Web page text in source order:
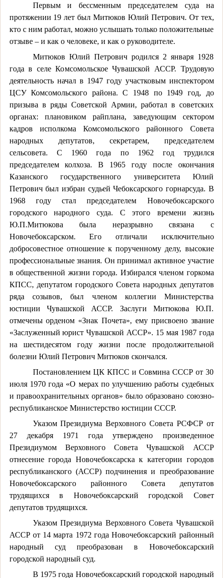
Первым и бессменным председателем суда на
протяжении 19 лет был Митюков Юлий Петрович. От тех,
кто с ним работал, можно услышать только положительные
отзыве – и как о человеке, и как о руководителе.
Митюков Юлий Петрович родился 2 января 1928
года в селе Комсомольское Чувашской АССР. Трудовую
деятельность начал в 1947 году участковым инспектором
ЦСУ Комсомольского района. С 1948 по 1949 год, до
призыва в ряды Советской Армии, работал в советских
органах: плановиком райплана, заведующим сектором
кадров исполкома Комсомольского районного Совета
народных депутатов, секретарем, председателем
сельсовета. С 1960 года по 1962 год трудился
председателем колхоза. В 1965 году после окончания
Казанского государственного университета Юлий
Петрович был избран судьей Чебоксарского горнарсуда. В
1968 году стал председателем Новочебоксарского
городского народного суда. С этого времени жизнь
Ю.П.Митюкова была неразрывно связана с
Новочебоксарском. Его отличали исключительно
добросовестное отношение к порученному делу, высокие
профессиональные знания. Он принимал активное участие
в общественной жизни города. Избирался членом горкома
КПСС, депутатом городского Совета народных депутатов
ряда созывов, был членом коллегии Министерства
юстиции Чувашской АССР. Заслуги Митюкова Ю.П.
отмечены орденом «Знак Почета», ему присвоено звание
«Заслуженный юрист Чувашской АССР». 15 мая 1987 года
на шестидесятом году жизни после продолжительной
болезни Юлий Петрович Митюков скончался.
Постановлением ЦК КПСС и Совмина СССР от 30
июля 1970 года «О мерах по улучшению работы судебных
и правоохранительных органов» было образовано союзно-
республиканское Министерство юстиции СССР.
Указом Президиума Верховного Совета РСФСР от
27 декабря 1971 года утверждено произведенное
Президиумом Верховного Совета Чувашской АССР
отнесение города Новочебоксарска к категории городов
республиканского (АССР) подчинения и преобразование
Новочебоксарского районного Совета депутатов
трудящихся в Новочебоксарский городской Совет
депутатов трудящихся.
Указом Президиума Верховного Совета Чувашской
АССР от 14 марта 1972 года Новочебоксарский районный
народный суд преобразован в Новочебоксарский
городской народный суд.
В 1975 года Новочебоксарский городской народный